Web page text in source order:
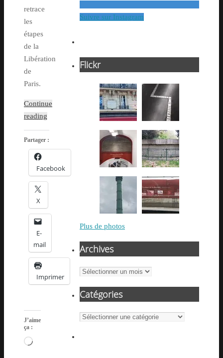
retrace
les
étapes
de la
Libération
de
Paris.
Continue
reading
Partager :
Facebook
X
E-
mail
Imprimer
J’aime
ça :
Chargement…
Suivre sur Instagram
Flickr
Plus de photos
Archives
Archives
Catégories
Catégories